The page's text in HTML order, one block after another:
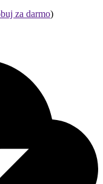
za darmo)